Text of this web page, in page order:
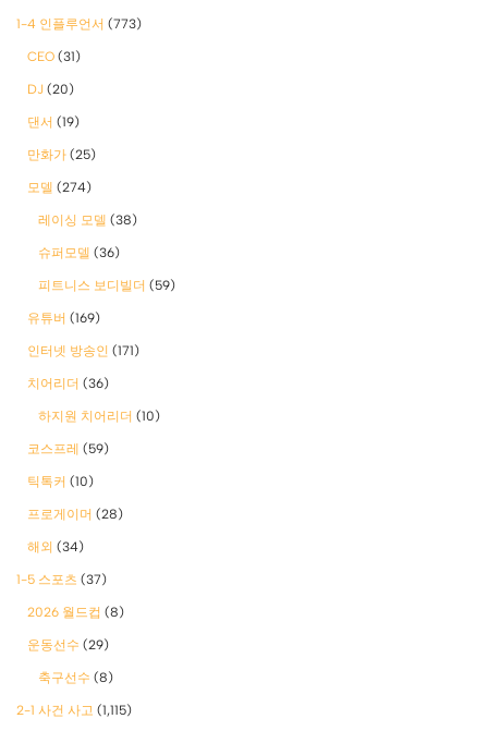
1-4 인플루언서 (773)
CEO (31)
DJ (20)
댄서 (19)
만화가 (25)
모델 (274)
레이싱 모델 (38)
슈퍼모델 (36)
피트니스 보디빌더 (59)
유튜버 (169)
인터넷 방송인 (171)
치어리더 (36)
하지원 치어리더 (10)
코스프레 (59)
틱톡커 (10)
프로게이머 (28)
해외 (34)
1-5 스포츠 (37)
2026 월드컵 (8)
운동선수 (29)
축구선수 (8)
2-1 사건 사고 (1,115)